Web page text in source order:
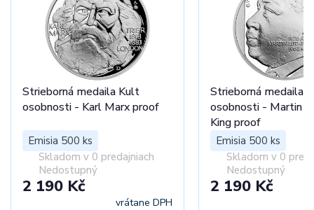
Strieborná medaila Kult
osobnosti - Karl Marx proof
Emisia 500 ks
Skladom v 0 predajniach
Nedostupný
2 190 Kč
vrátane DPH
Strieborná medaila
osobnosti - Martin
King proof
Emisia 500 ks
Skladom v 0
Nedostupný
2 190 Kč